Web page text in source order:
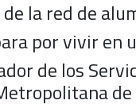
la red de
por vivir en
de los